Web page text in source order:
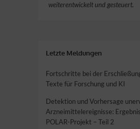
weiterentwickelt und gesteuert.
Letzte Meldungen
Fortschritte bei der
Texte für Forschung und KI
Detektion und Vorhersage
Arzneimittelereignisse:
POLAR-Projekt – Teil 2